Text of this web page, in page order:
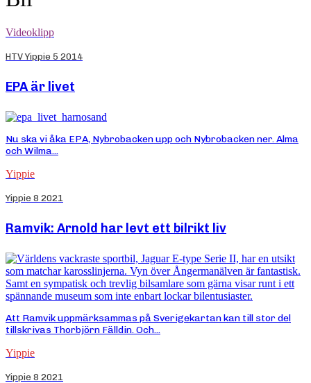
Videoklipp
HTV Yippie 5 2014
EPA är livet
Nu ska vi åka EPA, Nybrobacken upp och Nybrobacken ner. Alma
och Wilma...
Yippie
Yippie 8 2021
Ramvik: Arnold har levt ett bilrikt liv
Att Ramvik uppmärksammas på Sverigekartan kan till stor del
tillskrivas Thorbjörn Fälldin. Och...
Yippie
Yippie 8 2021